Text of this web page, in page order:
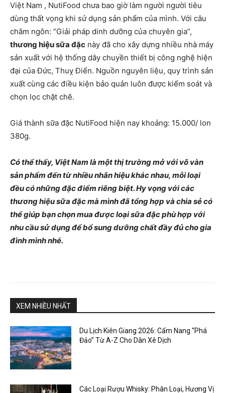
Việt Nam , NutiFood chưa bao giờ làm người người tiêu
dùng thất vọng khi sử dụng sản phẩm của mình. Với câu
châm ngôn: “Giải pháp dinh dưỡng của chuyên gia”,
thương hiệu sữa đặc này đã cho xây dựng nhiều nhà máy
sản xuất với hệ thống dây chuyền thiết bị công nghệ hiện
đại của Đức, Thuỵ Điển. Nguồn nguyên liệu, quy trình sản
xuất cùng các điều kiện bảo quản luôn được kiểm soát và
chọn lọc chặt chẽ.
Giá thành sữa đặc NutiFood hiện nay khoảng: 15.000/ lon
380g.
Có thể thấy, Việt Nam là một thị trường mở với vô vàn
sản phẩm đến từ nhiều nhãn hiệu khác nhau, mỗi loại
đều có những đặc điểm riêng biệt. Hy vọng với các
thương hiệu sữa đặc mà mình đã tổng hợp và chia sẻ có
thể giúp bạn chọn mua được loại sữa đặc phù hợp với
nhu cầu sử dụng để bổ sung dưỡng chất đầy đủ cho gia
đình mình nhé.
XEM NHIỀU NHẤT
Du Lịch Kiên Giang 2026: Cẩm Nang “Phá
Đảo” Từ A-Z Cho Dân Xê Dịch
Các Loại Rượu Whisky: Phân Loại, Hương Vị